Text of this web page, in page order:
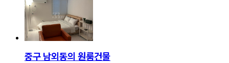
중구 남외동의 원룸건물